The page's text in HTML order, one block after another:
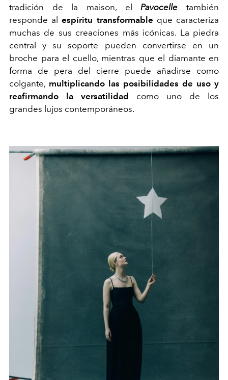
tradición de la maison, elPavocelle también
responde alespíritu transformable que caracteriza
muchas de sus creaciones más icónicas. La piedra
central y su soporte pueden convertirse en un
broche para el cuello, mientras que el diamante en
forma de pera del cierre puede añadirse como
colgante, multiplicando las posibilidades de uso y
reafirmando la versatilidad como uno de los
grandes lujos contemporáneos.